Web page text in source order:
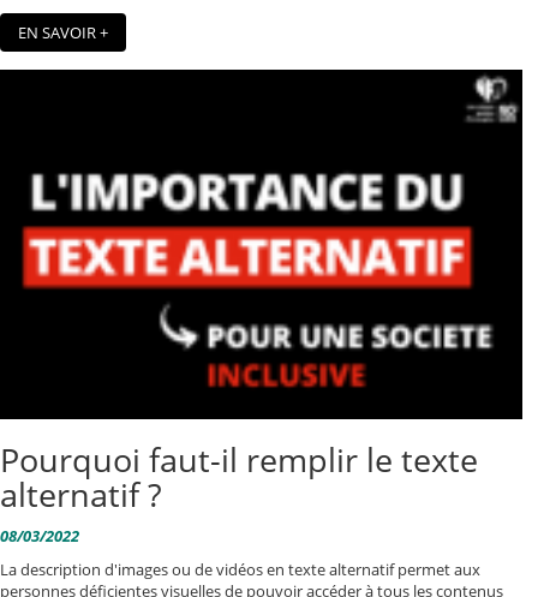
EN SAVOIR +
Pourquoi faut-il remplir le texte
alternatif ?
08/03/2022
La description d'images ou de vidéos en texte alternatif permet aux
personnes déficientes visuelles de pouvoir accéder à tous les contenus